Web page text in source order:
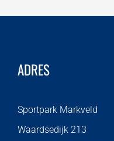
ADRES
Sportpark Markveld
Waardsedijk 213